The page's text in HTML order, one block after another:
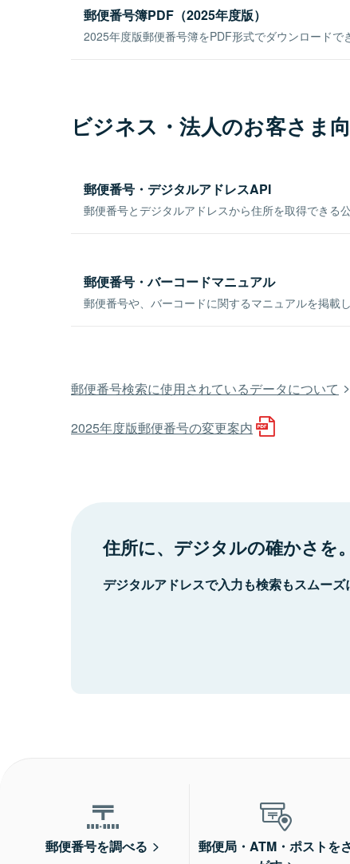
郵便番号簿PDF（2025年度版）
2025年度版郵便番号簿をPDF形式でダウンロードで
ビジネス・法人のお客さま
郵便番号・デジタルアドレスAPI
郵便番号とデジタルアドレスから住所を取得できる公
郵便番号・バーコードマニュアル
郵便番号や、バーコードに関するマニュアルを掲載し
郵便番号検索に使用されているデータについて
2025年度版郵便番号の変更案内
住所に、デジタルの確かさを。
デジタルアドレスで入力も検索もスムーズ
郵便番号を調べる
郵便局・ATM・ポストを